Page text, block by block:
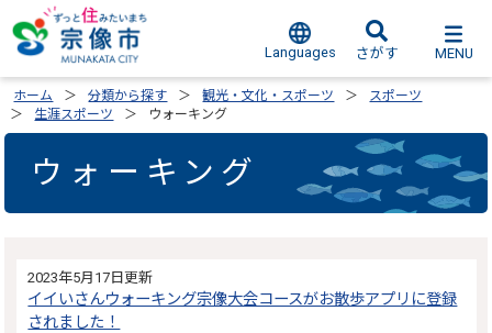
Languages さがす MENU
ホーム 分類から探す 観光・文化・スポーツ
スポーツ
生涯スポーツ
ウォーキング
ウォーキング
2023年5月17日更新
イイいさんウォーキング宗像大会コースがお散歩アプリに登録
されました！